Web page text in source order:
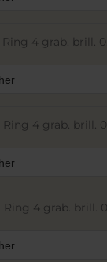
Ring 4 grab. brill.
Ring 4 grab. brill.
Ring 4 grab. brill.